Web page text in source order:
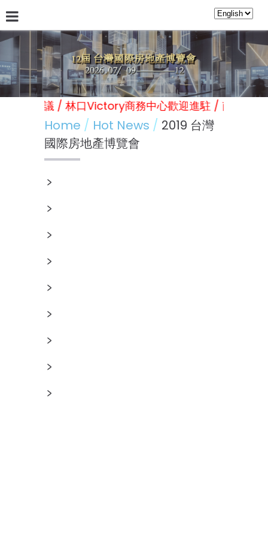
About Us Hot News 林口Victory商務中心 日本台灣
動 會議 / 林口Victory商務中心歡迎進駐 / 南投海
Home Hot News
2019 台灣
國際房地產博覽會
﹥
﹥
﹥
﹥
﹥
﹥
﹥
﹥
﹥